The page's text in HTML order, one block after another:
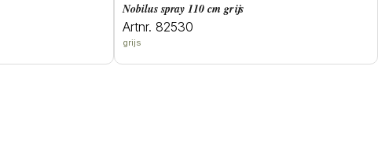
Nobilus spray 110 cm grijs
Artnr. 82530
grijs